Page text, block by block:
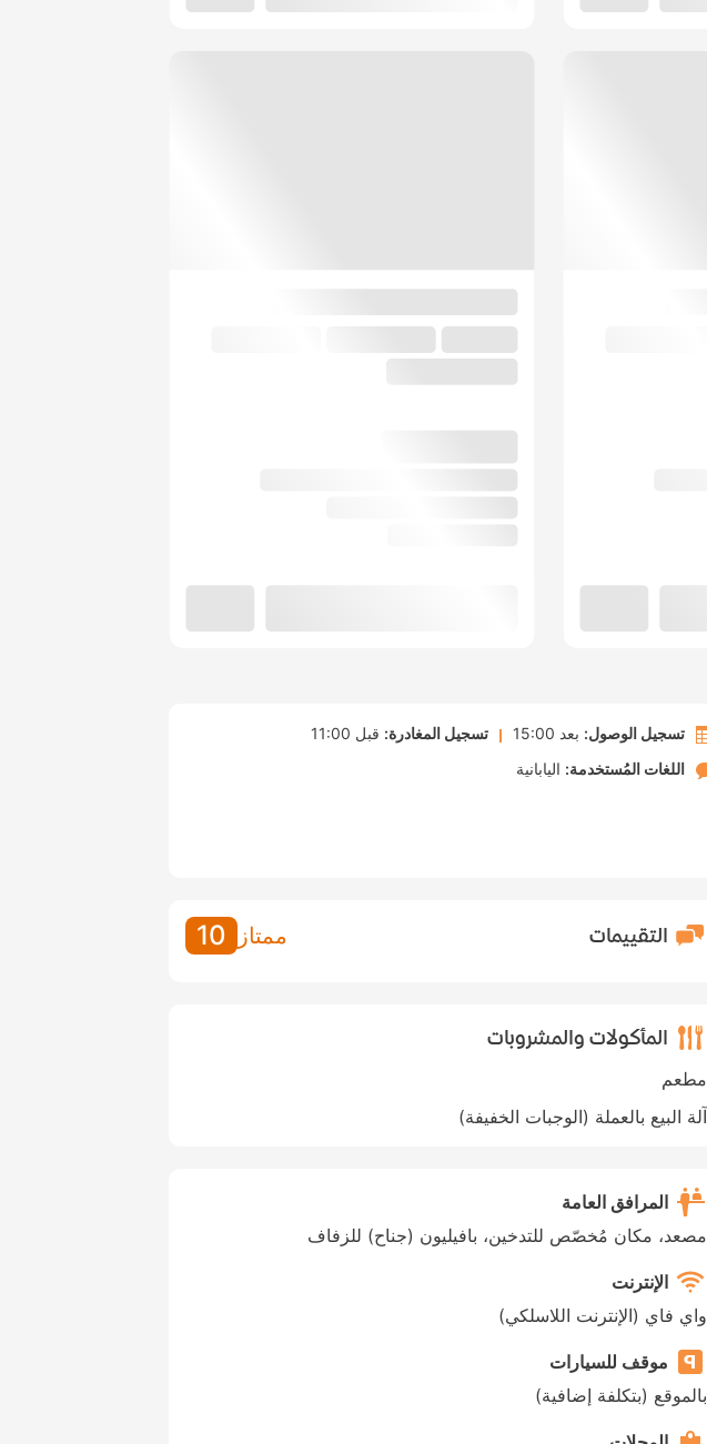
تسجيل الوصول: بعد 15:00 تسجيل المغادرة: قبل 11:00
اللغات المُستخدمة: اليابانية
التقييمات ممتاز 10
المأكولات والمشروبات
مطعم
آلة البيع بالعملة (الوجبات الخفيفة)
المرافق العامة
مصعد، مكان مُخصّص للتدخين، بافيليون (جناح) للزفاف
الإنترنت
واي فاي (الإنترنت اللاسلكي)
موقف للسيارات
بالموقع (بتكلفة إضافية)